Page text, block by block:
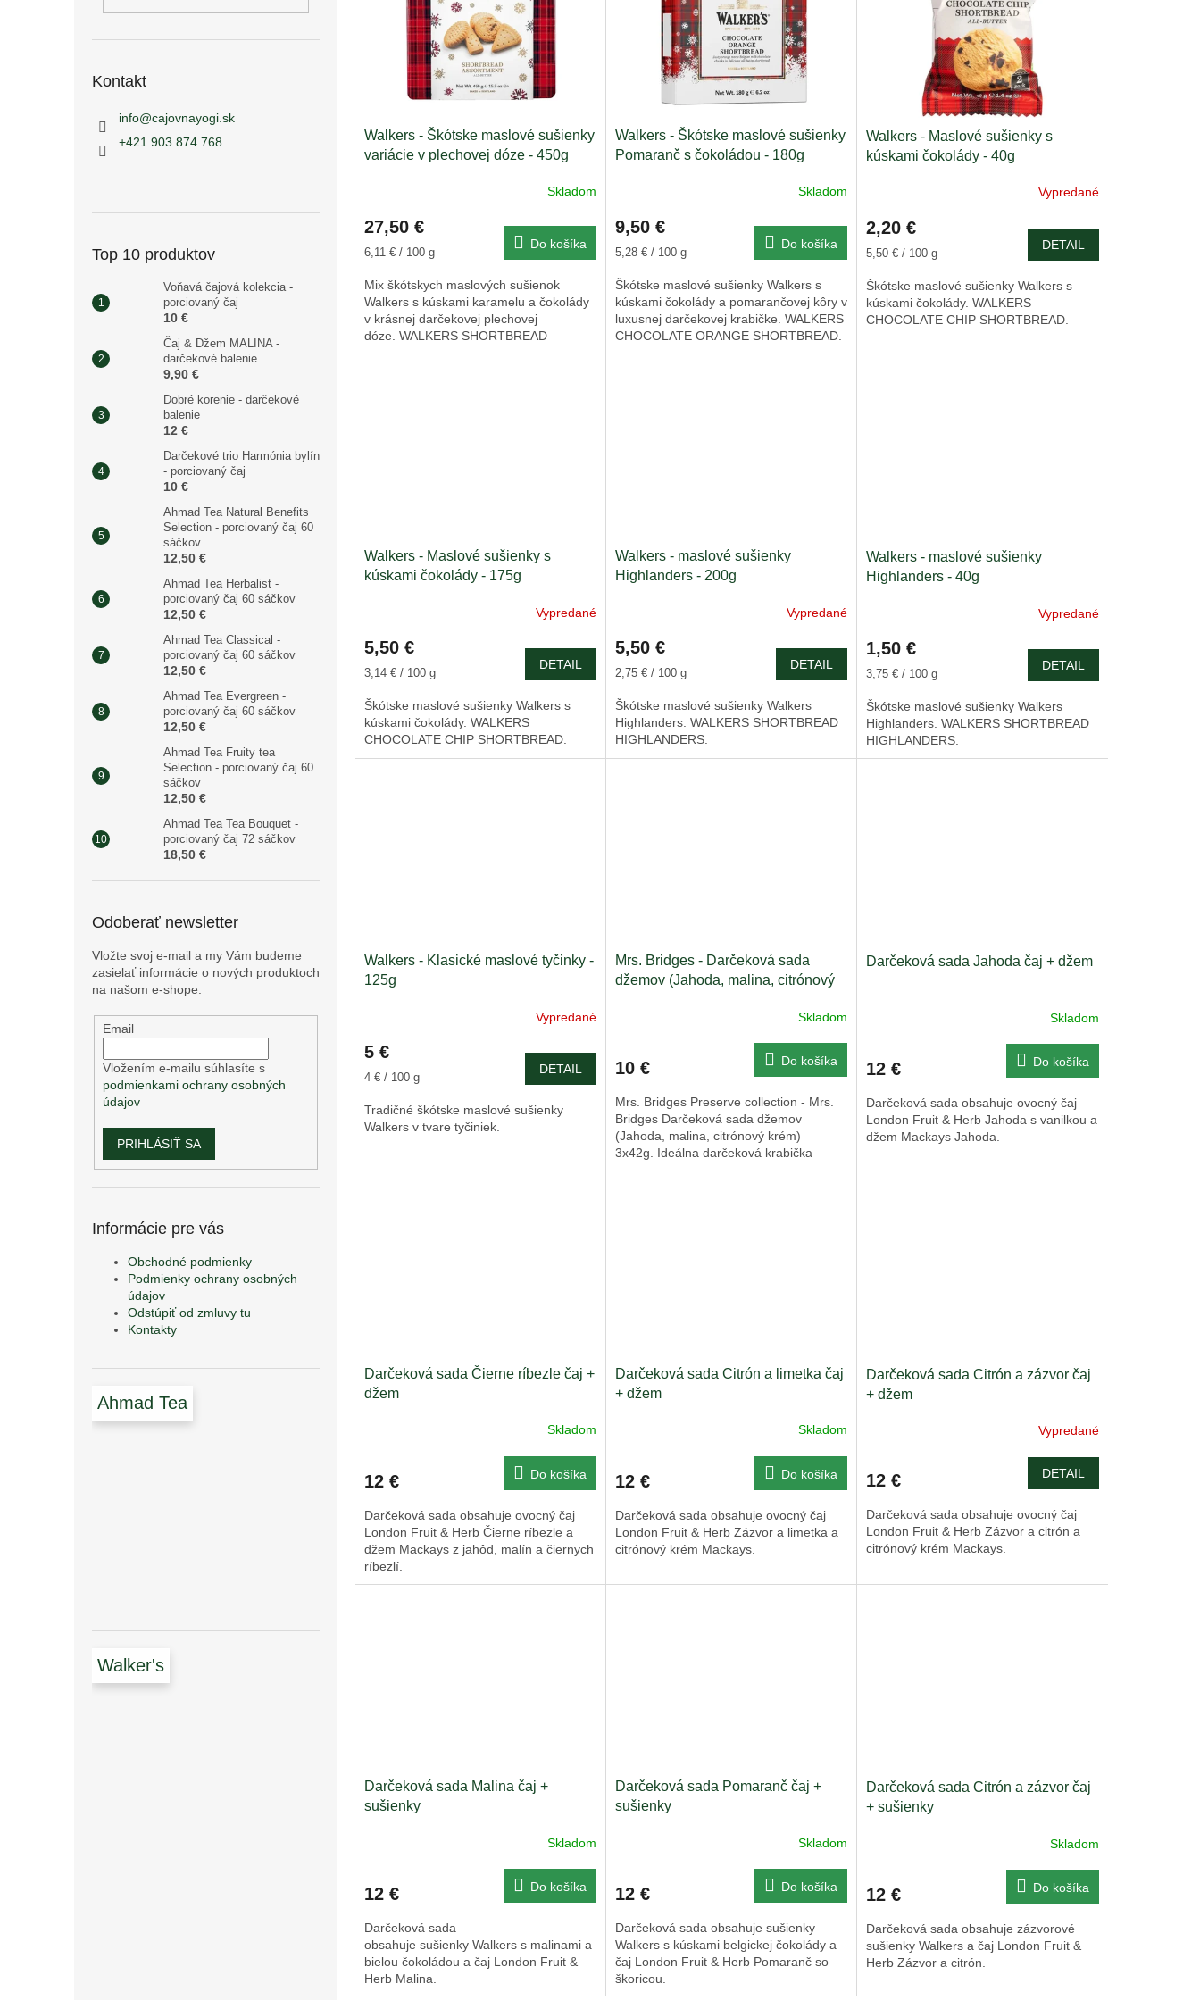
Kontakt
info@cajovnayogi.sk
+421 903 874 768
Top 10 produktov
Voňavá čajová kolekcia -
porciovaný čaj
10 €
Čaj & Džem MALINA -
darčekové balenie
9,90 €
Dobré korenie - darčekové
balenie
12 €
Darčekové trio Harmónia bylín
- porciovaný čaj
10 €
Ahmad Tea Natural Benefits
Selection - porciovaný čaj 60
sáčkov
12,50 €
Ahmad Tea Herbalist -
porciovaný čaj 60 sáčkov
12,50 €
Ahmad Tea Classical -
porciovaný čaj 60 sáčkov
12,50 €
Ahmad Tea Evergreen -
porciovaný čaj 60 sáčkov
12,50 €
Ahmad Tea Fruity tea
Selection - porciovaný čaj 60
sáčkov
12,50 €
Ahmad Tea Tea Bouquet -
porciovaný čaj 72 sáčkov
18,50 €
Odoberať newsletter
Vložte svoj e-mail a my Vám budeme
zasielať informácie o nových produktoch
na našom e-shope.
Email
Vložením e-mailu súhlasíte s
podmienkami ochrany osobných
údajov
PRIHLÁSIŤ SA
Informácie pre vás
Obchodné podmienky
Podmienky ochrany osobných
údajov
Odstúpiť od zmluvy tu
Kontakty
Ahmad Tea
Walker's
Walkers - Škótske maslové sušienky
variácie v plechovej dóze - 450g
Skladom
27,50 €
Jednotková
6,11 € / 100 g
Do košíka
Mix škótskych maslových sušienok
Walkers s kúskami karamelu a čokolády
v krásnej darčekovej plechovej
dóze. WALKERS SHORTBREAD
ASSORTMENT.
Walkers - Škótske maslové sušienky
Pomaranč s čokoládou - 180g
Skladom
9,50 €
Jednotková
5,28 € / 100 g
Do košíka
Škótske maslové sušienky Walkers s
kúskami čokolády a pomarančovej kôry v
luxusnej darčekovej krabičke. WALKERS
CHOCOLATE ORANGE SHORTBREAD.
Walkers - Maslové sušienky s
kúskami čokolády - 40g
Vypredané
2,20 €
Jednotková
5,50 € / 100 g
DETAIL
Škótske maslové sušienky Walkers s
kúskami čokolády. WALKERS
CHOCOLATE CHIP SHORTBREAD.
Walkers - Maslové sušienky s
kúskami čokolády - 175g
Vypredané
5,50 €
Jednotková
3,14 € / 100 g
DETAIL
Škótske maslové sušienky Walkers s
kúskami čokolády. WALKERS
CHOCOLATE CHIP SHORTBREAD.
Walkers - maslové sušienky
Highlanders - 200g
Vypredané
5,50 €
Jednotková
2,75 € / 100 g
DETAIL
Škótske maslové sušienky Walkers
Highlanders. WALKERS SHORTBREAD
HIGHLANDERS.
Walkers - maslové sušienky
Highlanders - 40g
Vypredané
1,50 €
Jednotková
3,75 € / 100 g
DETAIL
Škótske maslové sušienky Walkers
Highlanders. WALKERS SHORTBREAD
HIGHLANDERS.
Walkers - Klasické maslové tyčinky -
125g
Vypredané
5 €
Jednotková
4 € / 100 g
DETAIL
Tradičné škótske maslové sušienky
Walkers v tvare tyčiniek.
Mrs. Bridges - Darčeková sada
džemov (Jahoda, malina, citrónový
Skladom
10 € Do košíka
Mrs. Bridges Preserve collection - Mrs.
Bridges Darčeková sada džemov
(Jahoda, malina, citrónový krém)
3x42g. Ideálna darčeková krabička
nielen pre milovníkov marmelád....
Darčeková sada Jahoda čaj + džem
Skladom
12 € Do košíka
Darčeková sada obsahuje ovocný čaj
London Fruit & Herb Jahoda s vanilkou a
džem Mackays Jahoda.
Darčeková sada Čierne ríbezle čaj +
džem
Skladom
12 € Do košíka
Darčeková sada obsahuje ovocný čaj
London Fruit & Herb Čierne ríbezle a
džem Mackays z jahôd, malín a čiernych
ríbezlí.
Darčeková sada Citrón a limetka čaj
+ džem
Skladom
12 € Do košíka
Darčeková sada obsahuje ovocný čaj
London Fruit & Herb Zázvor a limetka a
citrónový krém Mackays.
Darčeková sada Citrón a zázvor čaj
+ džem
Vypredané
12 € DETAIL
Darčeková sada obsahuje ovocný čaj
London Fruit & Herb Zázvor a citrón a
citrónový krém Mackays.
Darčeková sada Malina čaj +
sušienky
Skladom
12 € Do košíka
Darčeková sada
obsahuje sušienky Walkers s malinami a
bielou čokoládou a čaj London Fruit &
Herb Malina.
Darčeková sada Pomaranč čaj +
sušienky
Skladom
12 € Do košíka
Darčeková sada obsahuje sušienky
Walkers s kúskami belgickej čokolády a
čaj London Fruit & Herb Pomaranč so
škoricou.
Darčeková sada Citrón a zázvor čaj
+ sušienky
Skladom
12 € Do košíka
Darčeková sada obsahuje zázvorové
sušienky Walkers a čaj London Fruit &
Herb Zázvor a citrón.